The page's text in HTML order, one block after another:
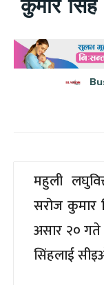
कुमार
महुली
सरोज कुमार
असार २०
सिंहलाई